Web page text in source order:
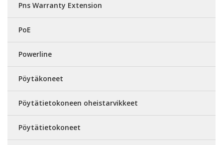
Pns Warranty Extension
PoE
Powerline
Pöytäkoneet
Pöytätietokoneen oheistarvikkeet
Pöytätietokoneet